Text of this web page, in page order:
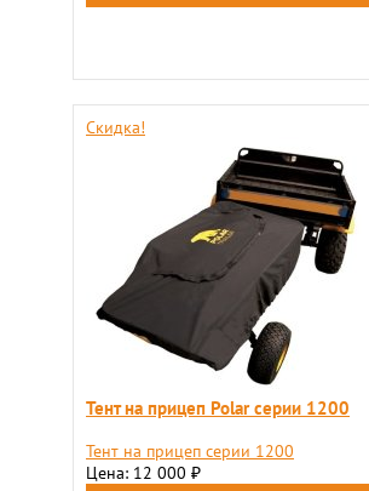
Скидка!
Тент на прицеп Polar серии 1200
Тент на прицеп серии 1200
Цена: 12 000 ₽